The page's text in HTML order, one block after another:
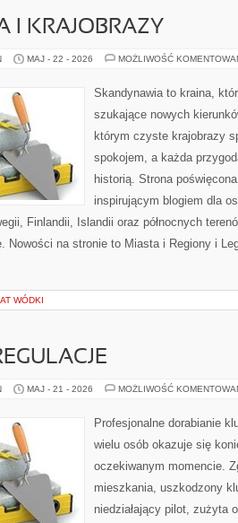
I KRAJOBRAZY
MAJ - 22 - 2026 MOŻLIWOŚĆ
Skandynawia to kraina,
szukające nowych
którym czyste krajobrazy
spokojem, a każda
historią. Strona
inspirującym blogiem dla
Finlandii, Islandii oraz północnych
Nowości na stronie to Miasta i Regiony i
WÓDKI
MAJ - 21 - 2026 MOŻLIWOŚĆ
Profesjonalne dorabianie
wielu osób okazuje się
oczekiwanym momencie.
mieszkania, uszkodzony
niedziałający pilot, zużyta